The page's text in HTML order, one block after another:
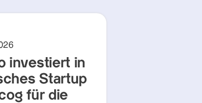
investiert in
Startup
für die